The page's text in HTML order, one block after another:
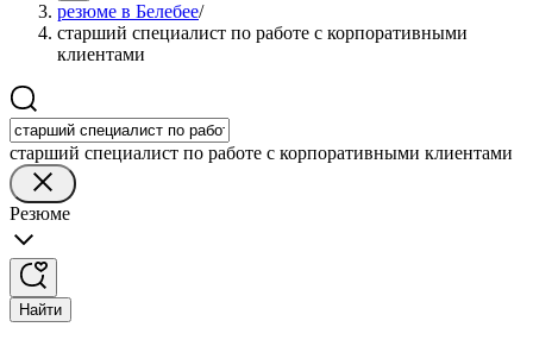
резюме в Белебее/
старший специалист по работе с корпоративными
клиентами
старший специалист по работе с корпоративными клиентами
Резюме
Найти